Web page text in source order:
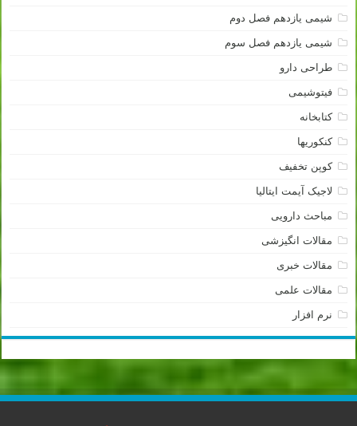
شیمی یازدهم فصل دوم
شیمی یازدهم فصل سوم
طراحی دارو
فیتوشیمی
کتابخانه
کنکوریها
کوپن تخفیف
لاجیک آیمت ایتالیا
مباحث دارویی
مقالات انگیزشی
مقالات خبری
مقالات علمی
نرم افزار